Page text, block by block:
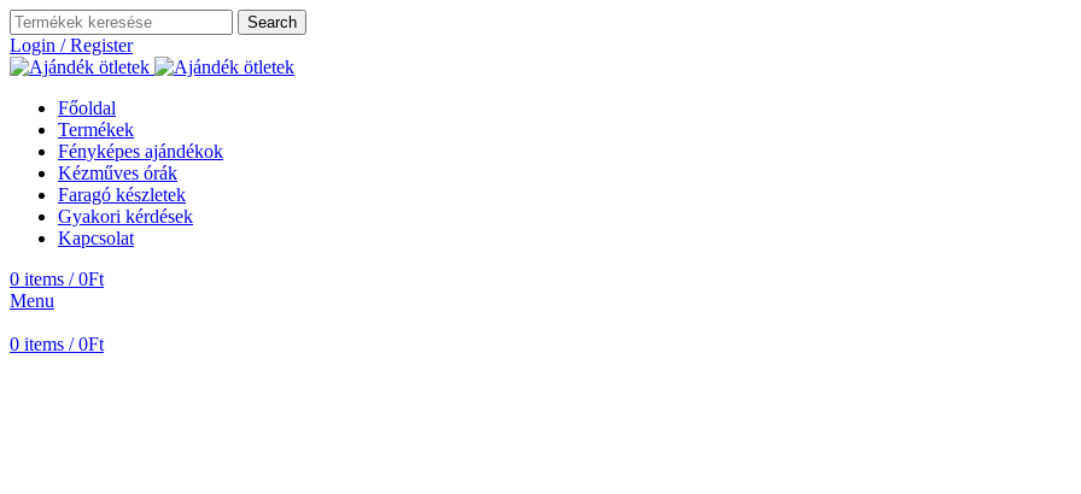
Search
Login / Register
Főoldal
Termékek
Fényképes ajándékok
Kézműves órák
Faragó készletek
Gyakori kérdések
Kapcsolat
0 items / 0Ft
Menu
0 items / 0Ft